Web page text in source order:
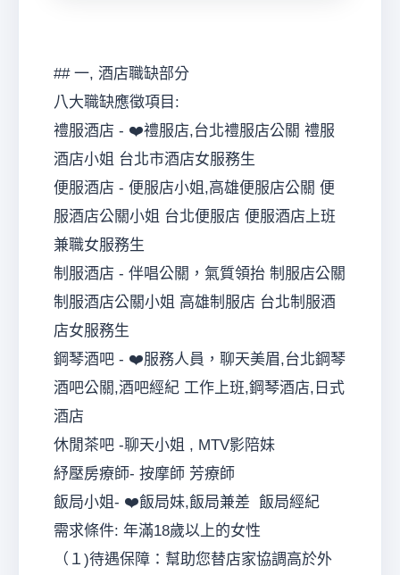
## 一, 酒店職缺部分
八大職缺應徵項目:
禮服酒店 - ❤️禮服店,台北禮服店公關 禮服
酒店小姐 台北市酒店女服務生
便服酒店 - 便服店小姐,高雄便服店公關 便
服酒店公關小姐 台北便服店 便服酒店上班
兼職女服務生
制服酒店 - 伴唱公關，氣質領抬 制服店公關
制服酒店公關小姐 高雄制服店 台北制服酒
店女服務生
鋼琴酒吧 - ❤️服務人員，聊天美眉,台北鋼琴
酒吧公關,酒吧經紀 工作上班,鋼琴酒店,日式
酒店
休閒茶吧 -聊天小姐 , MTV影陪妹
紓壓房療師- 按摩師 芳療師
飯局小姐- ❤️飯局妹,飯局兼差 飯局經紀
需求條件: 年滿18歲以上的女性
（１)待遇保障：幫助您替店家協調高於外